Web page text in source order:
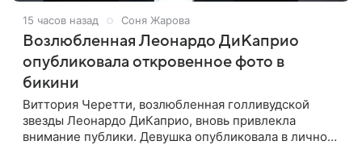
15 часов назад Соня Жарова
Возлюбленная Леонардо ДиКаприо
опубликовала откровенное фото в
бикини
Виттория Черетти, возлюбленная голливудской
звезды Леонардо ДиКаприо, вновь привлекла
внимание публики. Девушка опубликовала в личном